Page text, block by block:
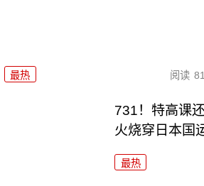
最热 阅读
731！特高课
火烧穿日本国
最热